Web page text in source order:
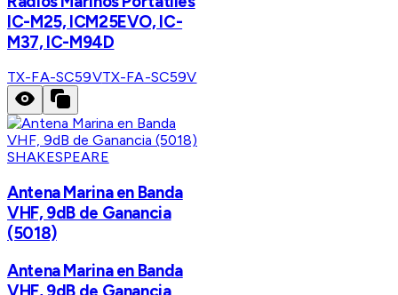
IC-M25, ICM25EVO, IC-
M37, IC-M94D
TX-FA-SC59VTX-FA-SC59V
SHAKESPEARE
Antena Marina en Banda
VHF, 9dB de Ganancia
(5018)
Antena Marina en Banda
VHF, 9dB de Ganancia